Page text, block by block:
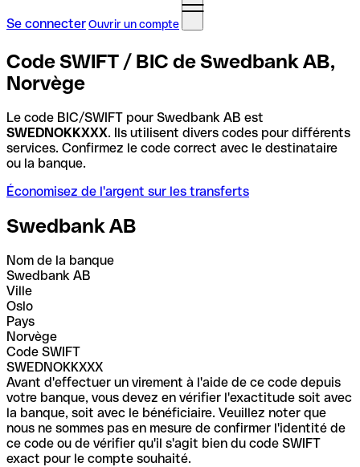
Se connecterOuvrir un compte
Code SWIFT / BIC de Swedbank AB,
Norvège
Le code BIC/SWIFT pour Swedbank AB est
SWEDNOKKXXX. Ils utilisent divers codes pour différents
services. Confirmez le code correct avec le destinataire
ou la banque.
Économisez de l'argent sur les transferts
Swedbank AB
Nom de la banque
Swedbank AB
Ville
Oslo
Pays
Norvège
Code SWIFT
SWEDNOKKXXX
Avant d'effectuer un virement à l'aide de ce code depuis
votre banque, vous devez en vérifier l'exactitude soit avec
la banque, soit avec le bénéficiaire. Veuillez noter que
nous ne sommes pas en mesure de confirmer l'identité de
ce code ou de vérifier qu'il s'agit bien du code SWIFT
exact pour le compte souhaité.